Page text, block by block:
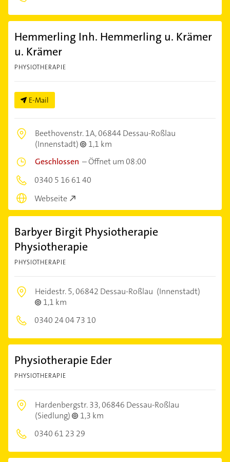
Hemmerling Inh. Hemmerling u. Krämer
u. Krämer
PHYSIOTHERAPIE
E-Mail
Beethovenstr. 1A,06844 Dessau-Roßlau
(Innenstadt)
1,1 km
Geschlossen –Öffnet um 08:00
0340 5 16 61 40
Webseite
Barbyer Birgit Physiotherapie
Physiotherapie
PHYSIOTHERAPIE
Heidestr. 5,06842 Dessau-Roßlau (Innenstadt)
1,1 km
0340 24 04 73 10
Physiotherapie Eder
PHYSIOTHERAPIE
Hardenbergstr. 33,06846 Dessau-Roßlau
(Siedlung)
1,3 km
0340 61 23 29